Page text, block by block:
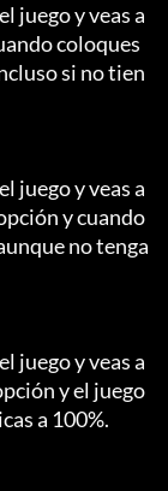
juego y veas a
coloques
si no tien
juego y veas a
y cuando
no tenga
juego y veas a
y el juego
a 100%.